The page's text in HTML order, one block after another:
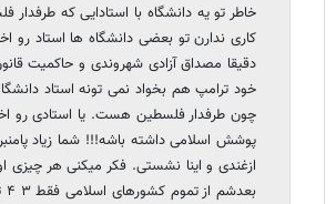
خاطر تو یه دانشگاه با استادایی که
کاری ندارن تو بعضی دانشگاه ها استاد رو
دقیقا مصداق آزادی شهروندی و حاکمیت
خود ترامپ هم بخواد نمی تونه استاد
چون طرفدار فلسطین هست. یا استادی رو
پوشش اسلامی داشته باشه!!! شما زیاد
ازغندی و اینا نشستی. فکر میکنی هر چیزی